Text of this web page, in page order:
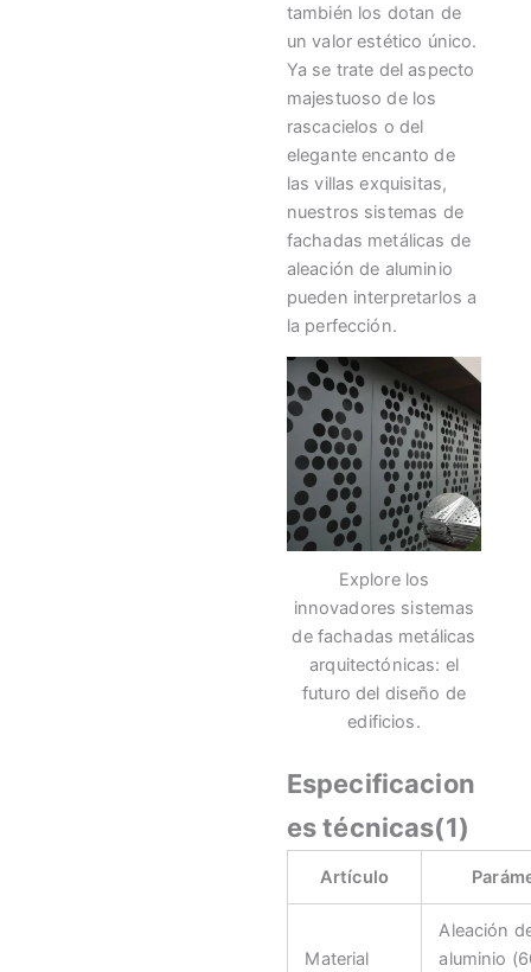
también los dotan de
un valor estético único.
Ya se trate del aspecto
majestuoso de los
rascacielos o del
elegante encanto de
las villas exquisitas,
nuestros sistemas de
fachadas metálicas de
aleación de aluminio
pueden interpretarlos a
la perfección.
Explore los
innovadores sistemas
de fachadas metálicas
arquitectónicas: el
futuro del diseño de
edificios.
Especificacion
es técnicas(1)
Artículo
Material
Aleación
aluminio